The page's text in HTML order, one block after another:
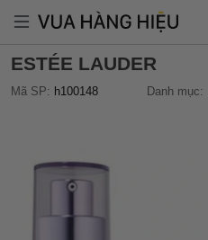
ESTÉE LAUDER
Mã SP: h100148 Danh mục: